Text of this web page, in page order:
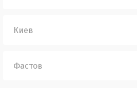
Киев
Фастов